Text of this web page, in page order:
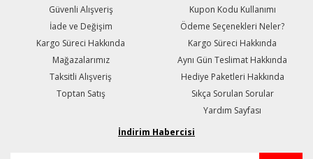
Güvenli Alışveriş
İade ve Değişim
Kargo Süreci Hakkında
Mağazalarımız
Taksitli Alışveriş
Toptan Satış
Kupon Kodu Kullanımı
Ödeme Seçenekleri Neler?
Kargo Süreci Hakkında
Aynı Gün Teslimat Hakkında
Hediye Paketleri Hakkında
Sıkça Sorulan Sorular
Yardım Sayfası
İndirim Habercisi